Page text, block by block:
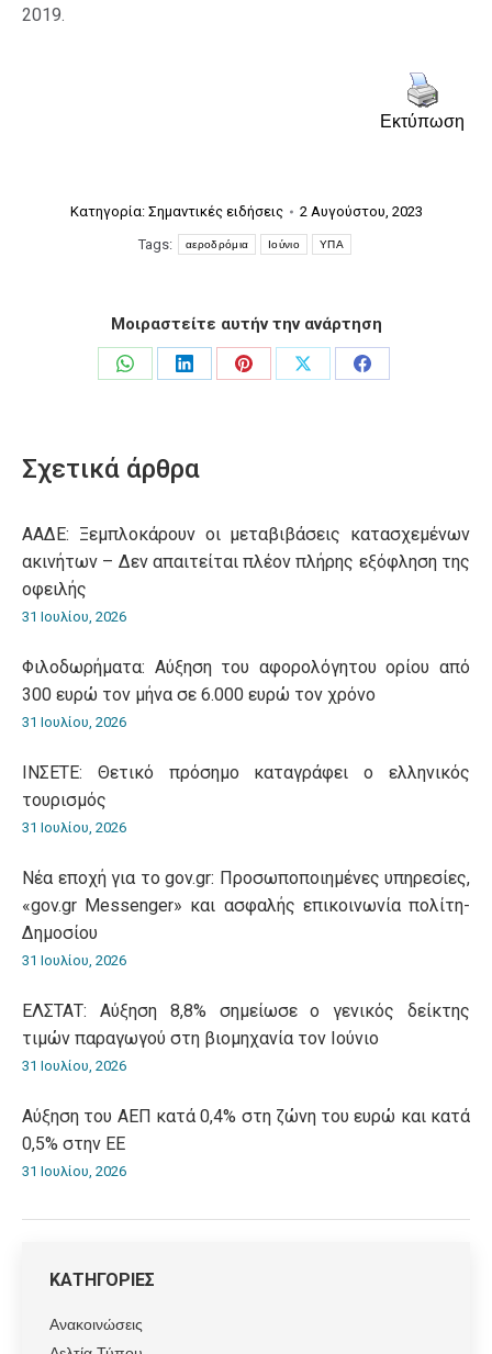
2019.
Εκτύπωση
Κατηγορία: Σημαντικές ειδήσεις
2 Αυγούστου, 2023
Tags:
αεροδρόμια Ιούνιο ΥΠΑ
Μοιραστείτε αυτήν την ανάρτηση
Share
Share
Share
Share
Share
Σχετικά άρθρα
ΑΑΔΕ: Ξεμπλοκάρουν οι μεταβιβάσεις κατασχεμένων
ακινήτων – Δεν απαιτείται πλέον πλήρης εξόφληση της
οφειλής
31 Ιουλίου, 2026
Φιλοδωρήματα: Αύξηση του αφορολόγητου ορίου από
300 ευρώ τον μήνα σε 6.000 ευρώ τον χρόνο
31 Ιουλίου, 2026
ΙΝΣΕΤΕ: Θετικό πρόσημο καταγράφει ο ελληνικός
τουρισμός
31 Ιουλίου, 2026
Νέα εποχή για το gov.gr: Προσωποποιημένες υπηρεσίες,
«gov.gr Messenger» και ασφαλής επικοινωνία πολίτη-
Δημοσίου
31 Ιουλίου, 2026
ΕΛΣΤΑΤ: Αύξηση 8,8% σημείωσε ο γενικός δείκτης
τιμών παραγωγού στη βιομηχανία τον Ιούνιο
31 Ιουλίου, 2026
Αύξηση του ΑΕΠ κατά 0,4% στη ζώνη του ευρώ και κατά
0,5% στην ΕΕ
31 Ιουλίου, 2026
ΚΑΤΗΓΟΡΙΕΣ
Ανακοινώσεις